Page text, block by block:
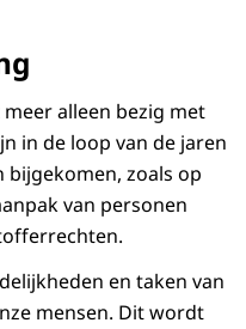
alleen bezig met
in de loop van de jaren
zoals op
van personen
en taken van
mensen. Dit wordt